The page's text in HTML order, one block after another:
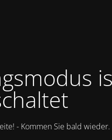
- Kommen Sie bald wieder.